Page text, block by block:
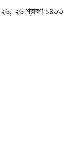
২৬ শ্রাবণ ১৪৩৩